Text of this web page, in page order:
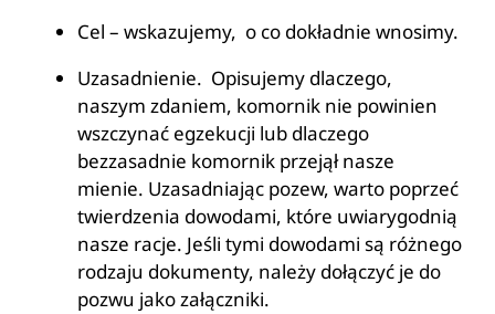
Cel – wskazujemy, o co dokładnie wnosimy.
Uzasadnienie. Opisujemy dlaczego,
naszym zdaniem, komornik nie powinien
wszczynać egzekucji lub dlaczego
bezzasadnie komornik przejął nasze
mienie. Uzasadniając pozew, warto poprzeć
twierdzenia dowodami, które uwiarygodnią
nasze racje. Jeśli tymi dowodami są różnego
rodzaju dokumenty, należy dołączyć je do
pozwu jako załączniki.